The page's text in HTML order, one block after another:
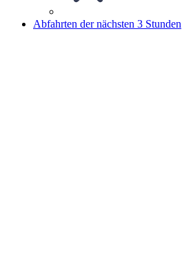
Abfahrten der nächsten 3 Stunden